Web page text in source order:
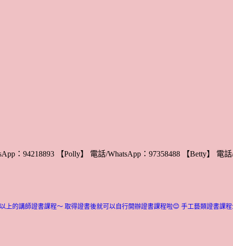
：94218893 【Polly】 電話/WhatsApp：97358488 【Betty】 電
上的講師證書課程～ 取得證書後就可以自行開辦證書課程啦😊 手工藝類證書課